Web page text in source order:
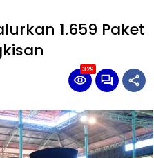
1.659 Paket
329